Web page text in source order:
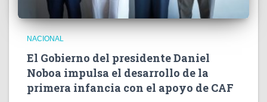
NACIONAL
El Gobierno del presidente Daniel
Noboa impulsa el desarrollo de la
primera infancia con el apoyo de CAF